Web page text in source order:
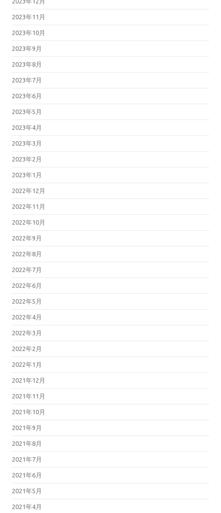
2023年11月
2023年10月
2023年9月
2023年8月
2023年7月
2023年6月
2023年5月
2023年4月
2023年3月
2023年2月
2023年1月
2022年12月
2022年11月
2022年10月
2022年9月
2022年8月
2022年7月
2022年6月
2022年5月
2022年4月
2022年3月
2022年2月
2022年1月
2021年12月
2021年11月
2021年10月
2021年9月
2021年8月
2021年7月
2021年6月
2021年5月
2021年4月